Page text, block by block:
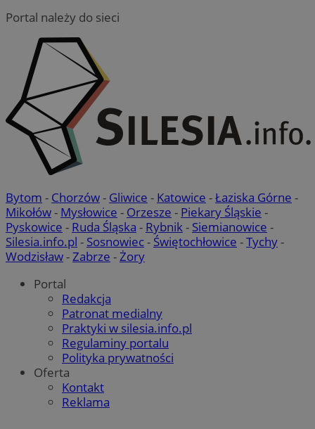
Portal należy do sieci
Bytom - Chorzów- Gliwice - Katowice -Łaziska Górne -
Mikołów- Mysłowice - Orzesze - Piekary Śląskie -
Pyskowice - Ruda Śląska - Rybnik- Siemianowice -
Silesia.info.pl - Sosnowiec- Świętochłowice -Tychy-
Wodzisław-Zabrze -Żory
Portal
Redakcja
Patronat medialny
Praktyki w silesia.info.pl
Regulaminy portalu
Polityka prywatności
Oferta
Kontakt
Reklama